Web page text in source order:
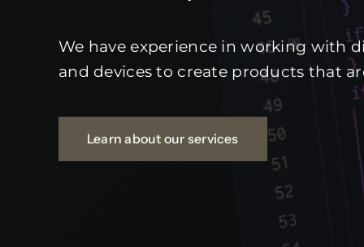
We have experience in working with
and devices to create products that
Learn about our services